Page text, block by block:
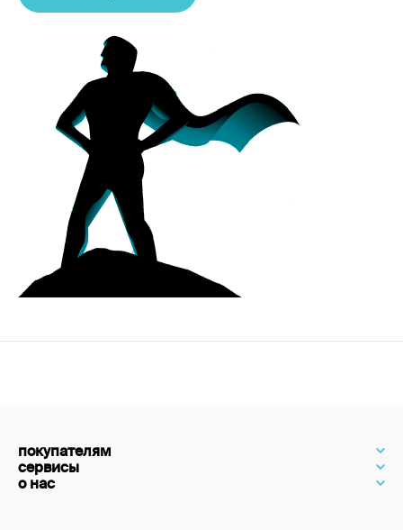
покупателям
сервисы
о нас